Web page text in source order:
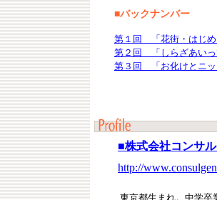
■バックナンバー
第１回 「花街・はじ
第２回 「しらざあいっ
第３回 「お化けとニッ
■株式会社コン
http://
東京都生まれ。中学卒